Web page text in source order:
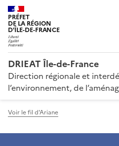
PRÉFET
DE LA RÉGION
D'ÎLE-DE-FRANCE
DRIEAT Île-de-France
Direction régionale et
l’environnement, de
Voir le fil d'Ariane